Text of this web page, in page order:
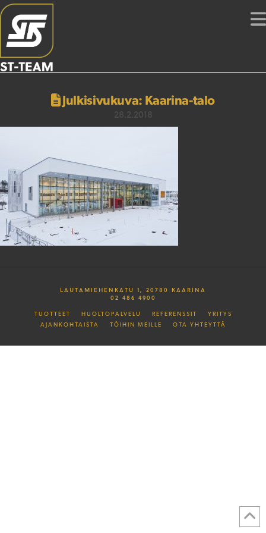
Julkisivukuva: Kaarina-talo
LAUTAMIEHENKATU 1, 20780 KAARINA
02 486 4900
TUOTTEET HUOLTOPALVELU REFERENSSIT
YRITYS
AJANKOHTAISTA
TÖIHIN MEILLE OTA YHTEYTTÄ